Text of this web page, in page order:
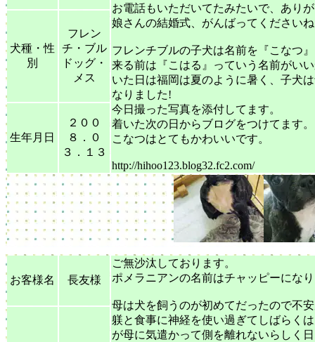
お電話もいただいてたみたいで、あり
娘さんの結婚式、がんばってください
フレンチブルの子犬は名前を『こなつ
来る前は『こはる』っていう名前がい
いた日は福岡は夏のように暑く、子犬
なりました!
今日撮った写真を添付してます。
着いた次の日からブログをつけてます。
こなつはとてもかわいいです。
http://hihoo123.blog32.fc2.com/
犬種・性
別
フレン
チ・ブル
ドッグ・
メス
生年月日
２００
８．０
３．１３
お客様名 長友様
ご無沙汰しております。
ポメラニアンの名前はチャッピーにな
母は犬を飼うのが初めてだったので不
躾と食事に神経を使い過ぎてしばらく
が母に気遣かって側を離れないらしく